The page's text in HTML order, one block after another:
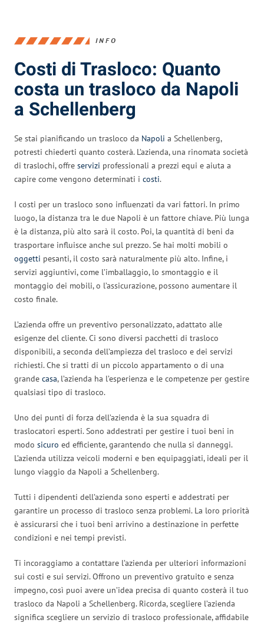
INFO
Costi di Trasloco: Quanto
costa un trasloco da Napoli
a Schellenberg
Se stai pianificando un trasloco da Napoli a Schellenberg,
potresti chiederti quanto costerà. L’azienda, una rinomata società
di traslochi, offre servizi professionali a prezzi equi e aiuta a
capire come vengono determinati i costi.
I costi per un trasloco sono influenzati da vari fattori. In primo
luogo, la distanza tra le due Napoli è un fattore chiave. Più lunga
è la distanza, più alto sarà il costo. Poi, la quantità di beni da
trasportare influisce anche sul prezzo. Se hai molti mobili o
oggetti pesanti, il costo sarà naturalmente più alto. Infine, i
servizi aggiuntivi, come l’imballaggio, lo smontaggio e il
montaggio dei mobili, o l’assicurazione, possono aumentare il
costo finale.
L’azienda offre un preventivo personalizzato, adattato alle
esigenze del cliente. Ci sono diversi pacchetti di trasloco
disponibili, a seconda dell’ampiezza del trasloco e dei servizi
richiesti. Che si tratti di un piccolo appartamento o di una
grande casa, l’azienda ha l’esperienza e le competenze per gestire
qualsiasi tipo di trasloco.
Uno dei punti di forza dell’azienda è la sua squadra di
traslocatori esperti. Sono addestrati per gestire i tuoi beni in
modo sicuro ed efficiente, garantendo che nulla si danneggi.
L’azienda utilizza veicoli moderni e ben equipaggiati, ideali per il
lungo viaggio da Napoli a Schellenberg.
Tutti i dipendenti dell’azienda sono esperti e addestrati per
garantire un processo di trasloco senza problemi. La loro priorità
è assicurarsi che i tuoi beni arrivino a destinazione in perfette
condizioni e nei tempi previsti.
Ti incoraggiamo a contattare l’azienda per ulteriori informazioni
sui costi e sui servizi. Offrono un preventivo gratuito e senza
impegno, così puoi avere un’idea precisa di quanto costerà il tuo
trasloco da Napoli a Schellenberg. Ricorda, scegliere l’azienda
significa scegliere un servizio di trasloco professionale, affidabile